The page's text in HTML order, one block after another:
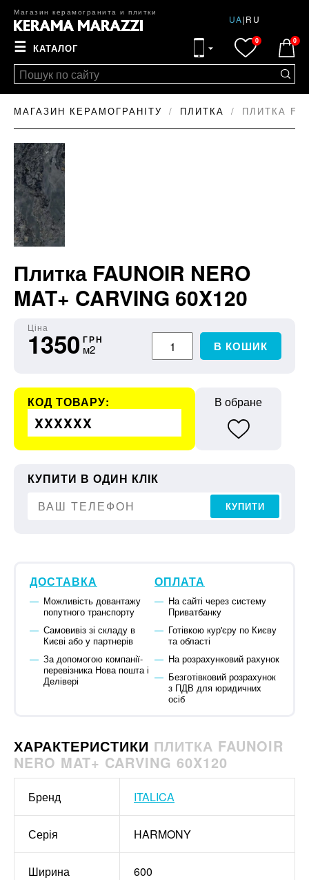
Магазин керамогранита и плитки
UA|RU
☰ КАТАЛОГ
0 0
МАГАЗИН КЕРАМОГРАНІТУ ПЛИТКА ПЛИТКА
Плитка FAUNOIR NERO
MAT+ CARVING 60X120
Ціна
1350 ГРН
м2 В КОШИК
КОД ТОВАРУ:
XXXXXX
В обране
КУПИТИ В ОДИН КЛІК
КУПИТИ
ДОСТАВКА
Можливість довантажу
попутного транспорту
Самовивіз зі складу в
Києві або у партнерів
За допомогою компанії-
перевізника Нова пошта і
Делівері
ОПЛАТА
На сайті через систему
Приватбанку
Готівкою кур'єру по Києву
та області
На розрахунковий рахунок
Безготівковий розрахунок
з ПДВ для юридичних
осіб
ХАРАКТЕРИСТИКИ ПЛИТКА FAUNOIR
NERO MAT+ CARVING 60X120
Бренд ITALICA
Серія HARMONY
Ширина 600